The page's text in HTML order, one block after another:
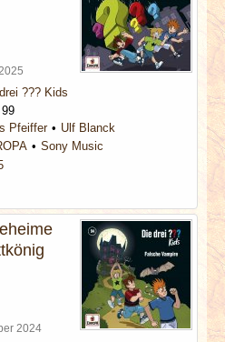
??? Kids
Pfeiffer
Ulf Blanck
Sony Music
2024